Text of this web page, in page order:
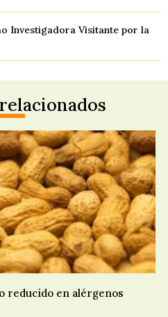
Investigadora Visitante por la
reducido en alérgenos